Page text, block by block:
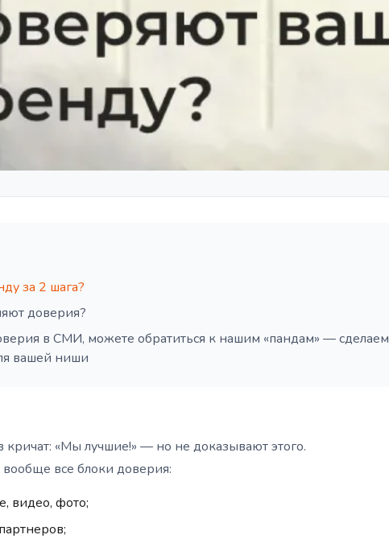
за 2 шага?
доверия?
в СМИ, можете обратиться к нашим «пандам» — сделаем
вашей ниши
кричат: «Мы лучшие!» — но не доказывают этого.
вообще все блоки доверия:
видео, фото;